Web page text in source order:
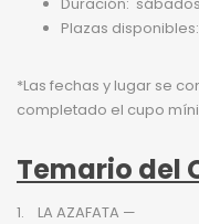
Plazas
*Las fechas y lugar se
completado el cupo
Temario del
1. LA AZAFATA —